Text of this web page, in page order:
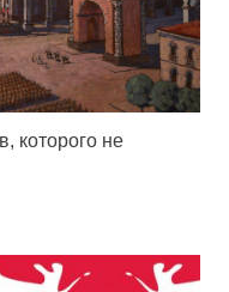
которого не